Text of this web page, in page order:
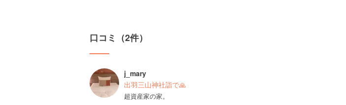
口コミ（2件）
j_mary
出羽三山神社詣で🙏
超資産家の家。